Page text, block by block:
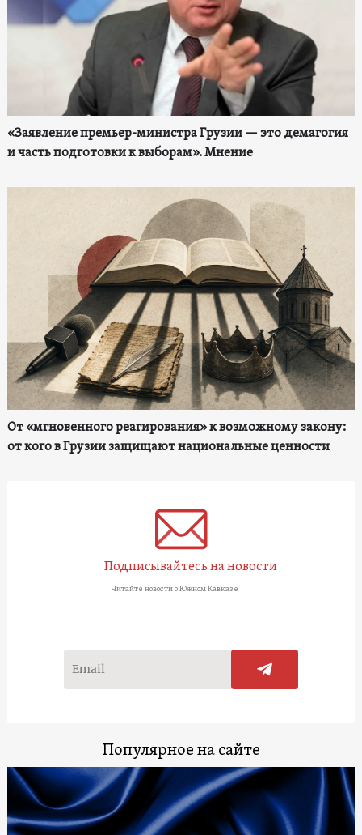
«Заявление премьер-министра Грузии — это демагогия
и часть подготовки к выборам». Мнение
От «мгновенного реагирования» к возможному закону:
от кого в Грузии защищают национальные ценности
Подписывайтесь на новости
Читайте новости о Южном Кавказе
Популярное на сайте